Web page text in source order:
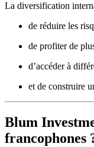
La diversification
de réduire les
de profiter de
d’accéder à
et de construire
Blum
francophones